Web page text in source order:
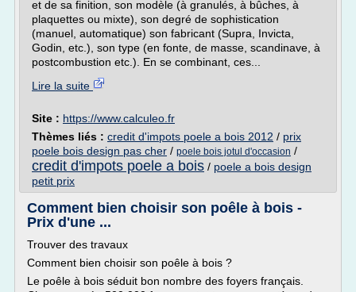
et de sa finition, son modèle (à granulés, à bûches, à
plaquettes ou mixte), son degré de sophistication
(manuel, automatique) son fabricant (Supra, Invicta,
Godin, etc.), son type (en fonte, de masse, scandinave, à
postcombustion etc.). En se combinant, ces...
Lire la suite
Site : https://www.calculeo.fr
Thèmes liés : credit d'impots poele a bois 2012 / prix
poele bois design pas cher / poele bois jotul d'occasion /
credit d'impots poele a bois / poele a bois design
petit prix
Comment bien choisir son poêle à bois -
Prix d'une ...
Trouver des travaux
Comment bien choisir son poêle à bois ?
Le poêle à bois séduit bon nombre des foyers français.